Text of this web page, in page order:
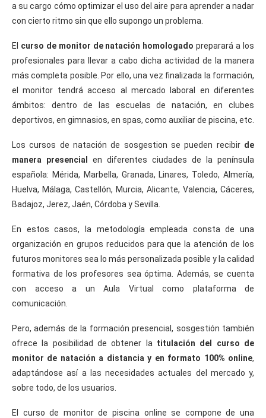
a su cargo cómo optimizar el uso del aire para aprender a nadar
con cierto ritmo sin que ello supongo un problema.
El curso de monitor de natación homologado preparará a los
profesionales para llevar a cabo dicha actividad de la manera
más completa posible. Por ello, una vez finalizada la formación,
el monitor tendrá acceso al mercado laboral en diferentes
ámbitos: dentro de las escuelas de natación, en clubes
deportivos, en gimnasios, en spas, como auxiliar de piscina, etc.
Los cursos de natación de sosgestion se pueden recibir de
manera presencial
en diferentes ciudades de la península
española: Mérida, Marbella, Granada, Linares, Toledo, Almería,
Huelva, Málaga, Castellón, Murcia, Alicante, Valencia, Cáceres,
Badajoz, Jerez, Jaén, Córdoba y Sevilla.
En estos casos, la metodología empleada consta de una
organización en grupos reducidos para que la atención de los
futuros monitores sea lo más personalizada posible y la calidad
formativa de los profesores sea óptima. Además, se cuenta
con acceso a un Aula Virtual como plataforma de
comunicación.
Pero, además de la formación presencial, sosgestión también
ofrece la posibilidad de obtener la titulación del curso de
monitor de natación a distancia y en formato 100% online,
adaptándose así a las necesidades actuales del mercado y,
sobre todo, de los usuarios.
El curso de monitor de piscina online se compone de una